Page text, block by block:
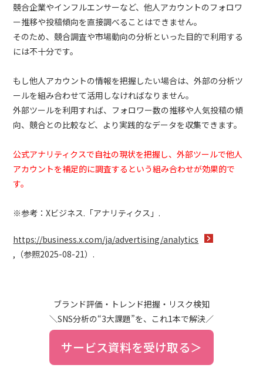
競合企業やインフルエンサーなど、他人アカウントのフォロワ
ー推移や投稿傾向を直接調べることはできません。
そのため、競合調査や市場動向の分析といった目的で利用する
には不十分です。
もし他人アカウントの情報を把握したい場合は、外部の分析ツ
ールを組み合わせて活用しなければなりません。
外部ツールを利用すれば、フォロワー数の推移や人気投稿の傾
向、競合との比較など、より実践的なデータを収集できます。
公式アナリティクスで自社の現状を把握し、外部ツールで他人
アカウントを補足的に調査するという組み合わせが効果的で
す。
※参考：Xビジネス.「アナリティクス」.
https://business.x.com/ja/advertising/analytics
,（参照2025-08-21）.
ブランド評価・トレンド把握・リスク検知
＼SNS分析の“3大課題”を、これ1本で解決／
サービス資料を受け取る＞